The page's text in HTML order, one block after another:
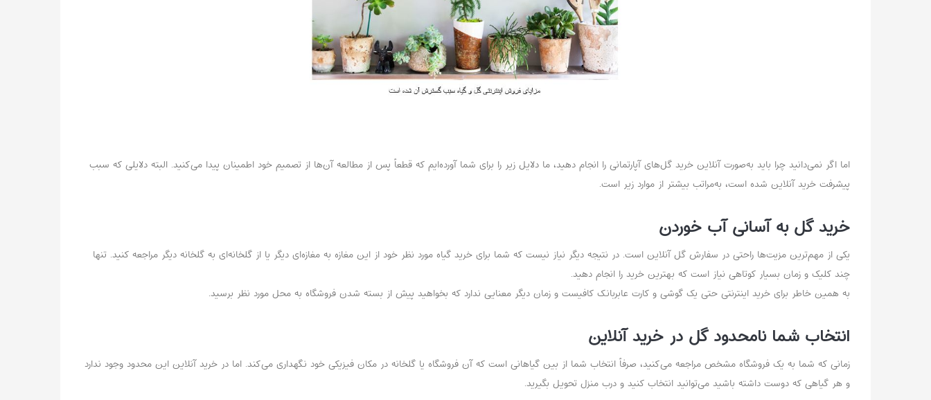
اما اگر نمی‌دانید چرا باید به‌صورت آنلاین خرید گل‌های آپارتمانی را انجام دهید، ما دلایل زیر را برای شما آورده‌ایم که قطعاً پس از مطالعه آن‌ها از تصمیم خود اطمینان پیدا می‌کنید. البته دلایلی که سبب
پیشرفت خرید آنلاین شده است، به‌مراتب بیشتر از موارد زیر است.
خرید گل به آسانی آب خوردن
یکی از مهم‌ترین مزیت‌ها راحتی در سفارش گل آنلاین است. در نتیجه دیگر نیاز نیست که شما برای خرید گیاه مورد نظر خود از این مغازه به مغازه‌ای دیگر یا از گلخانه‌ای به گلخانه دیگر مراجعه کنید. تنها
چند کلیک و زمان بسیار کوتاهی نیاز است که بهترین خرید را انجام دهید.
به همین خاطر برای خرید اینترنتی حتی یک گوشی و کارت عابربانک کافیست و زمان دیگر معنایی ندارد که بخواهید پیش از بسته شدن فروشگاه به محل مورد نظر برسید.
انتخاب شما نامحدود گل در خرید آنلاین
زمانی که شما به یک فروشگاه مشخص مراجعه می‌کنید، صرفاً انتخاب شما از بین گیاهانی است که آن فروشگاه یا گلخانه در مکان فیزیکی خود نگهداری می‌کند. اما در خرید آنلاین این محدود وجود ندارد
و هر گیاهی که دوست داشته باشید می‌توانید انتخاب کنید و درب منزل تحویل بگیرید.